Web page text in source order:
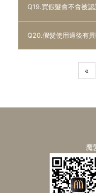
頭皮透氣不致於更加悶
0.06mm~0.2mm超薄
A : 海關在查驗身份時
遇到此狀況可以和查
魔髮部屋科技假髮甚
髮部屋的夾扣式科技
以桃園中正國際機場標
Q19.買假髮會不會被認
A : 買假髮其實就如同
常逼真，相信認識的
Q20.假髮使用過後有
A : 若是因為流汗量、
«
魔